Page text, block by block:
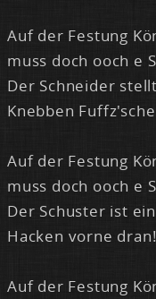
Auf der Fes­tung
muss doch ooch e
Der Schnei­der
Kneb­ben
Auf der Fes­tung
muss doch ooch e
Der Schus­ter ist
Ha­cken vor­ne dran!
Auf der Fes­tung